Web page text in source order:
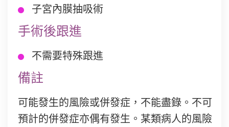
子宮內膜抽吸術
手術後跟進
不需要特殊跟進
備註
可能發生的風險或併發症，不能盡錄。不可
預計的併發症亦偶有發生。某類病人的風險